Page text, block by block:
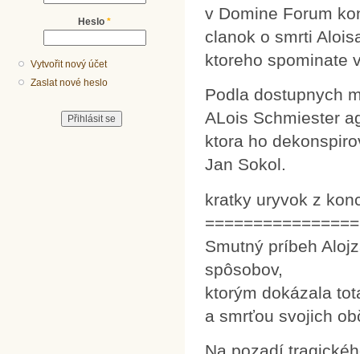
Heslo *
Vytvořit nový účet
Zaslat nové heslo
v Domine Forum
clanok o smrti
ktoreho spominate
Podla dostupnych
ALois Schmiester
ktora ho
Jan Sokol.
kratky uryvok z
Smutný príbeh
spôsobov,
ktorým dokázala
a smrťou svojich